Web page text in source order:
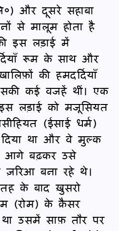
और दूसरे सहाबा
से मालूम होता है
इस लड़ाई में
रूम के साथ और
की हमदर्दियाँ
कई वजहें थीं। एक
लड़ाई को मजूसियत
(ईसाई धर्म)
था और वे मुल्क
बढ़कर उसे
बना रहे थे।
के बाद ख़ुसरो
(रोम) के क़ैसर
था उसमें साफ़ तौर पर